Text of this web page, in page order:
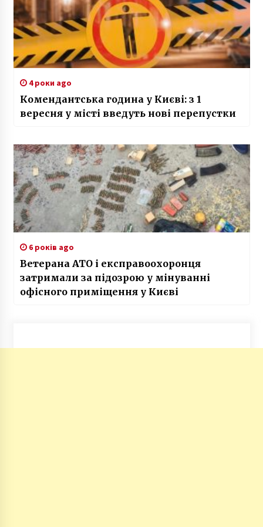
4 роки ago
Комендантська година у Києві: з 1
вересня у місті введуть нові перепустки
6 років ago
Ветерана АТО і експравоохоронця
затримали за підозрою у мінуванні
офісного приміщення у Києві